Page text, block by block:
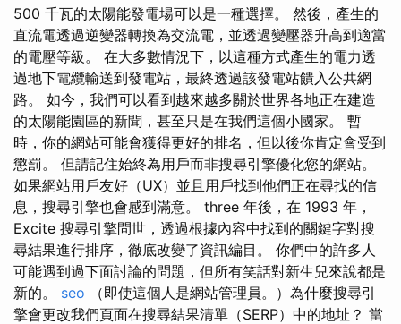
500 千瓦的太陽能發電場可以是一種選擇。 然後，產生的
直流電透過逆變器轉換為交流電，並透過變壓器升高到適當
的電壓等級。 在大多數情況下，以這種方式產生的電力透
過地下電纜輸送到發電站，最終透過該發電站饋入公共網
路。 如今，我們可以看到越來越多關於世界各地正在建造
的太陽能園區的新聞，甚至只是在我們這個小國家。 暫
時，你的網站可能會獲得更好的排名，但以後你肯定會受到
懲罰。 但請記住始終為用戶而非搜尋引擎優化您的網站。
如果網站用戶友好（UX）並且用戶找到他們正在尋找的信
息，搜尋引擎也會感到滿意。 three 年後，在 1993 年，
Excite 搜尋引擎問世，透過根據內容中找到的關鍵字對搜
尋結果進行排序，徹底改變了資訊編目。 你們中的許多人
可能遇到過下面討論的問題，但所有笑話對新生兒來說都是
新的。 seo （即使這個人是網站管理員。）為什麼搜尋引
擎會更改我們頁面在搜尋結果清單（SERP）中的地址？ 當